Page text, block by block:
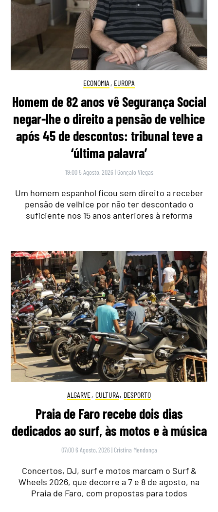
ECONOMIA , EUROPA
Homem de 82 anos vê Segurança Social
negar-lhe o direito a pensão de velhice
após 45 de descontos: tribunal teve a
‘última palavra’
19:00 5 Agosto, 2026 | Gonçalo Viegas
Um homem espanhol ficou sem direito a receber
pensão de velhice por não ter descontado o
suficiente nos 15 anos anteriores à reforma
ALGARVE, CULTURA, DESPORTO
Praia de Faro recebe dois dias
dedicados ao surf, às motos e à música
07:00 6 Agosto, 2026 | Cristina Mendonça
Concertos, DJ, surf e motos marcam o Surf &
Wheels 2026, que decorre a 7 e 8 de agosto, na
Praia de Faro, com propostas para todos